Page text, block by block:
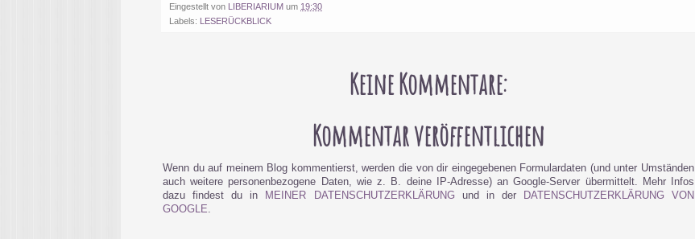
Eingestellt von LIBERIARIUM um 19:30
Labels: LESERÜCKBLICK
Keine Kommentare:
Kommentar veröffentlichen
Wenn du auf meinem Blog kommentierst, werden die von dir eingegebenen Formulardaten (und unter Umständen
auch weitere personenbezogene Daten, wie z. B. deine IP-Adresse) an Google-Server übermittelt. Mehr Infos
dazu findest du in
MEINER DATENSCHUTZERKLÄRUNG und in der
DATENSCHUTZERKLÄRUNG VON
GOOGLE.